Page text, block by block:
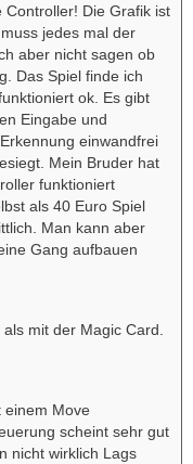
Controller! Die Grafik ist
jedes mal der
aber nicht sagen ob
Das Spiel finde ich
ok. Es gibt
Eingabe und
einwandfrei
Mein Bruder hat
funktioniert
als 40 Euro Spiel
Man kann aber
Gang aufbauen
mit der Magic Card.
einem Move
scheint sehr gut
nicht wirklich Lags